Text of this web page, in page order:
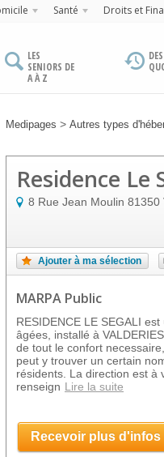
Santé Droits et
LES
SENIORS DE
A À Z
Medipages > Autres types
Residence Le
8 Rue Jean Moulin 81350
Ajouter à ma sélection
MARPA Public
RESIDENCE LE SEGALI
âgées, installé à
de tout le confort
peut y trouver un certain
résidents. La direction est à
renseign Lire la suite
Recevoir plus d'infos